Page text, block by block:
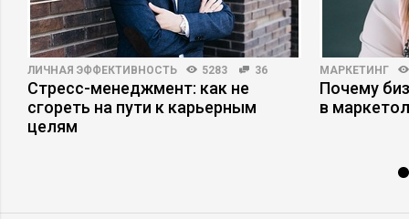
ЛИЧНАЯ ЭФФЕКТИВНОСТЬ 5283 36
Стресс-менеджмент: как не
сгореть на пути к карьерным
целям
МАРКЕТИНГ
Почему
в